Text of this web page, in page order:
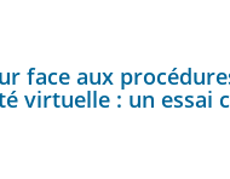
face aux
virtuelle : un essai